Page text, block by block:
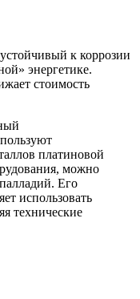
к коррозии
энергетике.
стоимость
платиновой
можно
Его
использовать
технические